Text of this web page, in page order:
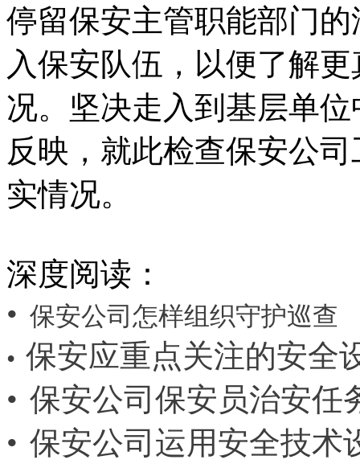
停留保安主管职能部门
入保安队伍，以便了解
况。坚决走入到基层单
反映，就此检查保安公
实情况。
深度阅读：
• 保安公司怎样组织守护巡查
• 保安应重点关注的安全
• 保安公司保安员治安任
• 保安公司运用安全技术